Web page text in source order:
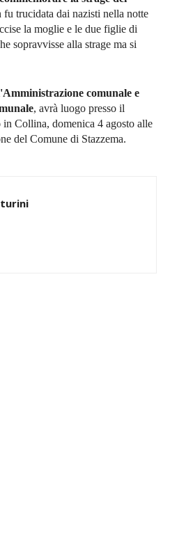
trucidata dai nazisti nella notte
la moglie e le due figlie di
sopravvisse alla strage ma si
comunale e
, avrà luogo presso il
Collina, domenica 4 agosto alle
del Comune di Stazzema.